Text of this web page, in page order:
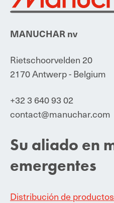
MANUCHAR nv
Rietschoorvelden 20
2170 Antwerp - Belgium
+32 3 640 93 02
contact@manuchar.com
Su aliado en
emergentes
Distribución de